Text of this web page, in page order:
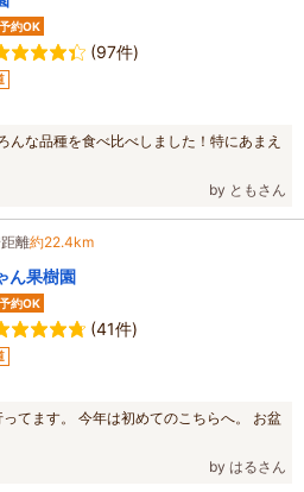
約OK
(97件)
んな品種を食べ比べしました！特にあまえ
by ともさん
離約22.4km
ん果樹園
約OK
(41件)
てます。 今年は初めてのこちらへ。 お盆
by はるさん